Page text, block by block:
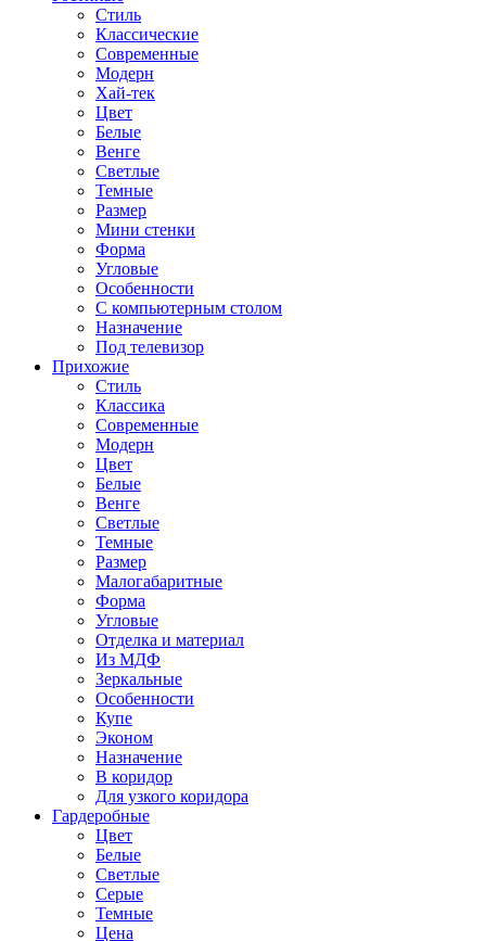
Стиль
Классические
Современные
Модерн
Хай-тек
Цвет
Белые
Венге
Светлые
Темные
Размер
Мини стенки
Форма
Угловые
Особенности
С компьютерным столом
Назначение
Под телевизор
Прихожие
Стиль
Классика
Современные
Модерн
Цвет
Белые
Венге
Светлые
Темные
Размер
Малогабаритные
Форма
Угловые
Отделка и материал
Из МДФ
Зеркальные
Особенности
Купе
Эконом
Назначение
В коридор
Для узкого коридора
Гардеробные
Цвет
Белые
Светлые
Серые
Темные
Цена